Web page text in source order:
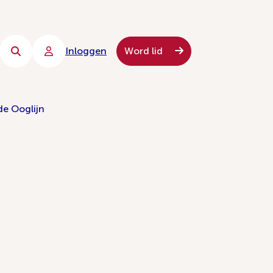
Inloggen Word lid
Ooglijn